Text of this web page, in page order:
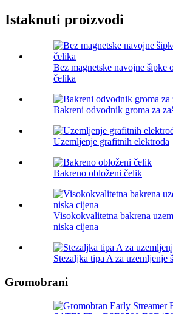
Istaknuti proizvodi
Bez magnetske navojne šipke
čelika
Bakreni odvodnik groma za
Uzemljenje grafitnih elektroda
Bakreno obloženi čelik
Visokokvalitetna bakrena
niska cijena
Stezaljka tipa A za uzemljenje
Gromobrani